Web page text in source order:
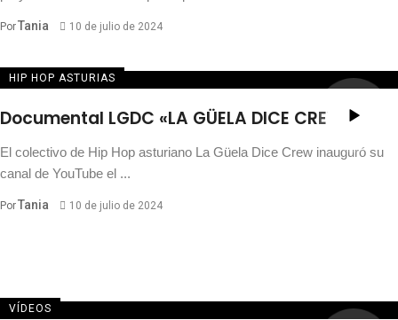
PorTania 10 de julio de 2024
HIP HOP ASTURIAS
Documental LGDC «LA GÜELA DICE CREW»
El colectivo de Hip Hop asturiano La Güela Dice Crew inauguró su
canal de YouTube el ...
PorTania 10 de julio de 2024
VÍDEOS